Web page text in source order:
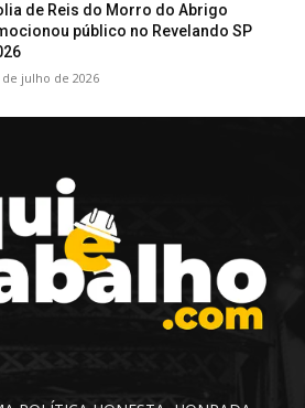
de Reis do Morro do Abrigo
público no Revelando SP
de julho de 2026